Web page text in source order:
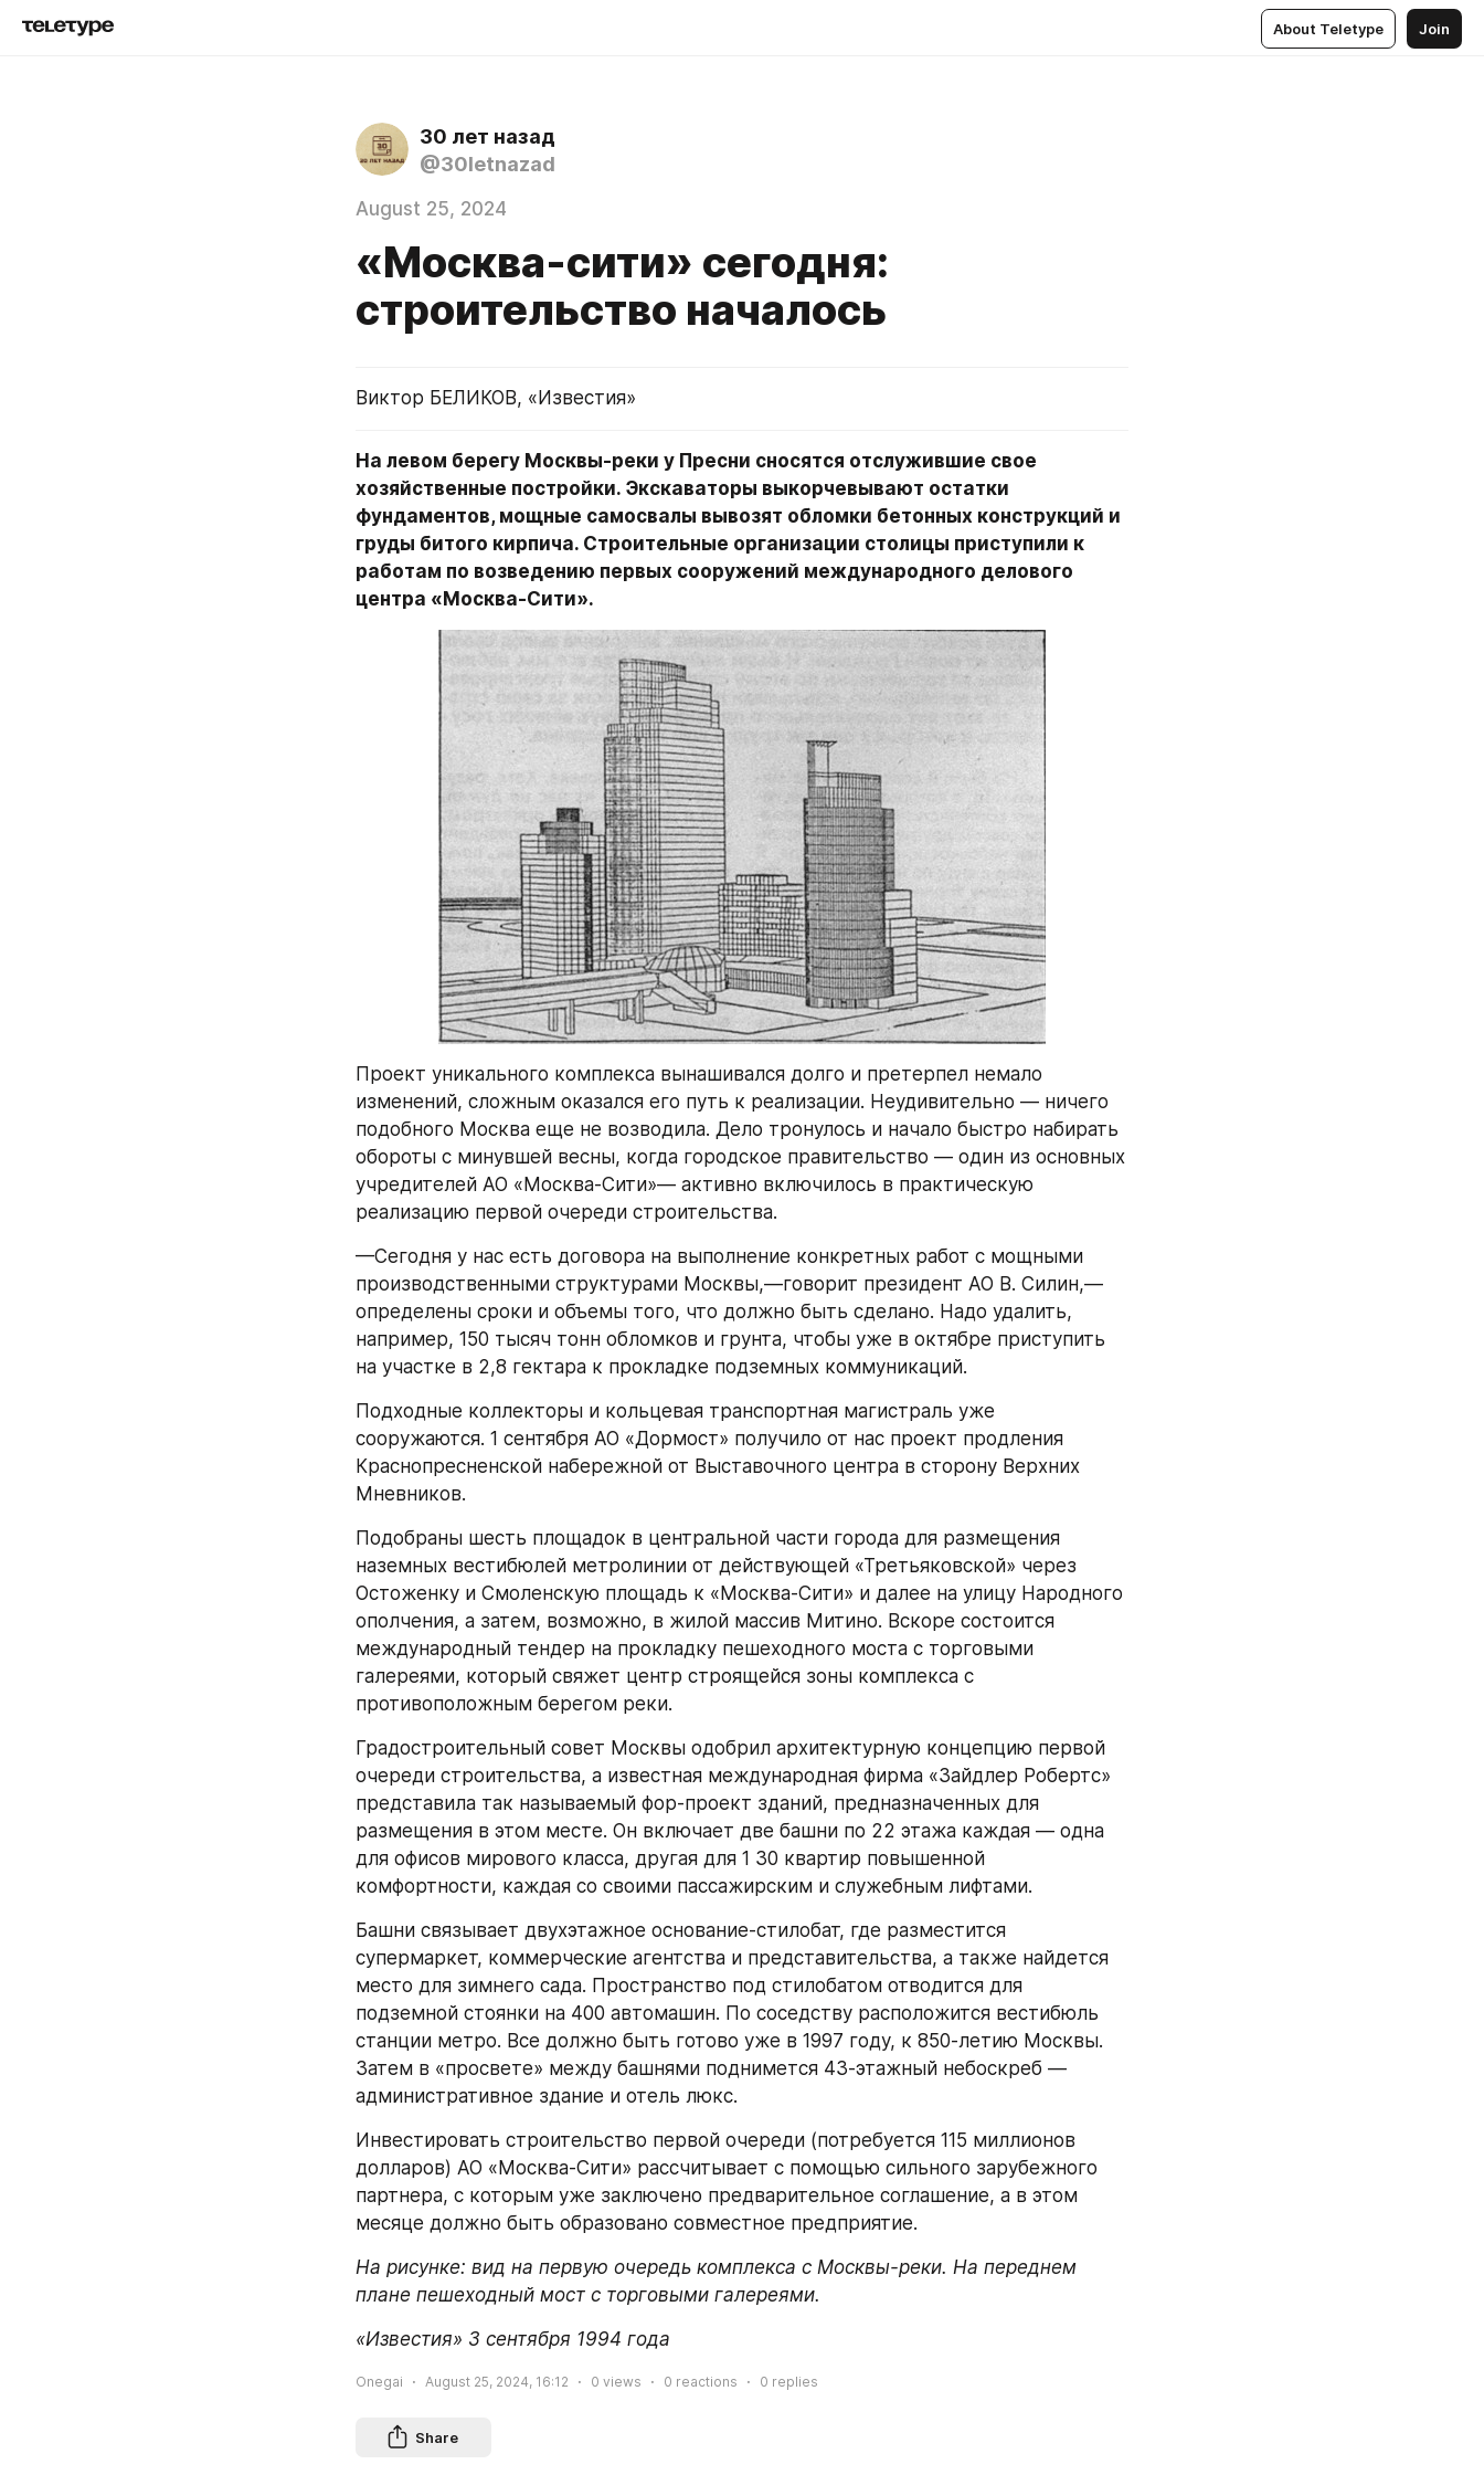
About Teletype Join
30 лет назад
@30letnazad
August 25, 2024
«Москва-сити» сегодня:
строительство началось
Виктор БЕЛИКОВ, «Известия»
На левом берегу Москвы-реки у Пресни сносятся отслужившие свое
хозяйственные постройки. Экскаваторы выкорчевывают остатки
фундаментов, мощные самосвалы вывозят обломки бетонных конструкций и
груды битого кирпича. Строительные организации столицы приступили к
работам по возведению первых сооружений международного делового
центра «Москва-Сити».
Проект уникального комплекса вынашивался долго и претерпел немало
изменений, сложным оказался его путь к реализации. Неудивительно — ничего
подобного Москва еще не возводила. Дело тронулось и начало быстро набирать
обороты с минувшей весны, когда городское правительство — один из основных
учредителей АО «Москва-Сити»— активно включилось в практическую
реализацию первой очереди строительства.
—Сегодня у нас есть договора на выполнение конкретных работ с мощными
производственными структурами Москвы,—говорит президент АО В. Силин,—
определены сроки и объемы того, что должно быть сделано. Надо удалить,
например, 150 тысяч тонн обломков и грунта, чтобы уже в октябре приступить
на участке в 2,8 гектара к прокладке подземных коммуникаций.
Подходные коллекторы и кольцевая транспортная магистраль уже
сооружаются. 1 сентября АО «Дормост» получило от нас проект продления
Краснопресненской набережной от Выставочного центра в сторону Верхних
Мневников.
Подобраны шесть площадок в центральной части города для размещения
наземных вестибюлей метролинии от действующей «Третьяковской» через
Остоженку и Смоленскую площадь к «Москва-Сити» и далее на улицу Народного
ополчения, а затем, возможно, в жилой массив Митино. Вскоре состоится
международный тендер на прокладку пешеходного моста с торговыми
галереями, который свяжет центр строящейся зоны комплекса с
противоположным берегом реки.
Градостроительный совет Москвы одобрил архитектурную концепцию первой
очереди строительства, а известная международная фирма «Зайдлер Робертс»
представила так называемый фор-проект зданий, предназначенных для
размещения в этом месте. Он включает две башни по 22 этажа каждая — одна
для офисов мирового класса, другая для 1 30 квартир повышенной
комфортности, каждая со своими пассажирским и служебным лифтами.
Башни связывает двухэтажное основание-стилобат, где разместится
супермаркет, коммерческие агентства и представительства, а также найдется
место для зимнего сада. Пространство под стилобатом отводится для
подземной стоянки на 400 автомашин. По соседству расположится вестибюль
станции метро. Все должно быть готово уже в 1997 году, к 850-летию Москвы.
Затем в «просвете» между башнями поднимется 43-этажный небоскреб —
административное здание и отель люкс.
Инвестировать строительство первой очереди (потребуется 115 миллионов
долларов) АО «Москва-Сити» рассчитывает с помощью сильного зарубежного
партнера, с которым уже заключено предварительное соглашение, а в этом
месяце должно быть образовано совместное предприятие.
На рисунке: вид на первую очередь комплекса с Москвы-реки. На переднем
плане пешеходный мост с торговыми галереями.
«Известия» 3 сентября 1994 года
Onegai August 25, 2024, 16:12 0 views 0 reactions 0 replies
Share